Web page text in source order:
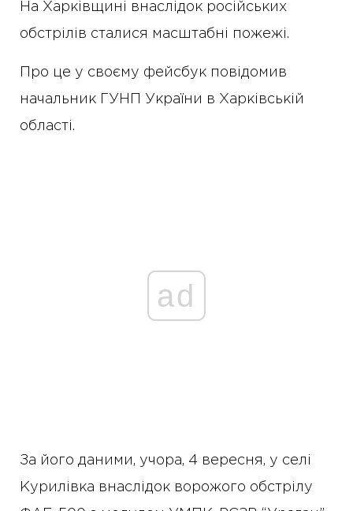
На Харківщині внаслідок російських
обстрілів сталися масштабні пожежі.
Про це у своєму фейсбук повідомив
начальник ГУНП України в Харківській
області.
ad
За його даними, учора, 4 вересня, у селі
Курилівка внаслідок ворожого обстрілу